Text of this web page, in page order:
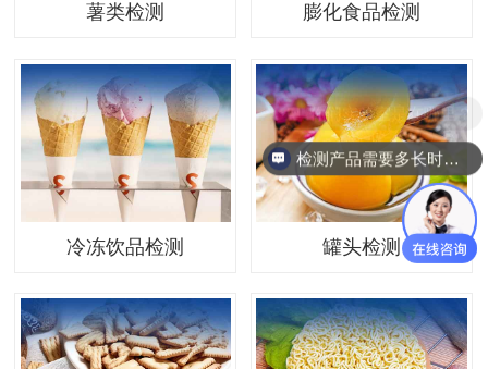
薯类检测 膨化食品检测
冷冻饮品检测 罐头检测
检测产品需要多长时间？
你们实验室是在哪里？